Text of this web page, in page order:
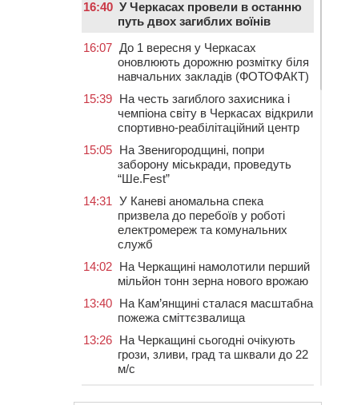
16:40 У Черкасах провели в останню
путь двох загиблих воїнів
16:07 До 1 вересня у Черкасах
оновлюють дорожню розмітку біля
навчальних закладів (ФОТОФАКТ)
15:39 На честь загиблого захисника і
чемпіона світу в Черкасах відкрили
спортивно-реабілітаційний центр
15:05 На Звенигородщині, попри
заборону міськради, проведуть
“Ше.Fest”
14:31 У Каневі аномальна спека
призвела до перебоїв у роботі
електромереж та комунальних
служб
14:02 На Черкащині намолотили перший
мільйон тонн зерна нового врожаю
13:40 На Кам’янщині сталася масштабна
пожежа сміттєзвалища
13:26 На Черкащині сьогодні очікують
грози, зливи, град та шквали до 22
м/с